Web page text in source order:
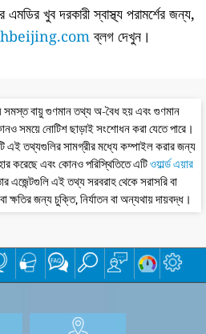
এমডির খুব দরকারী স্বাস্থ্য পরামর্শের জন্য,
ব্লগ দেখুন।
সমস্ত বায়ু গুণমান তথ্য অ-বৈধ হয় এবং গুণমান
সময়ে নোটিশ ছাড়াই সংশোধন করা যেতে পারে।
এই তথ্যগুলির সামগ্রীর মধ্যে কম্পাইল করার জন্য
করেছে এবং কোনও পরিস্থিতিতে এটিওয়ার্ল্ড এয়ার
এজেন্টগুলি এই তথ্য সরবরাহ থেকে সরাসরি বা
জন্য চুক্তি, নির্যাতন বা অন্যথায় দায়বদ্ধ।